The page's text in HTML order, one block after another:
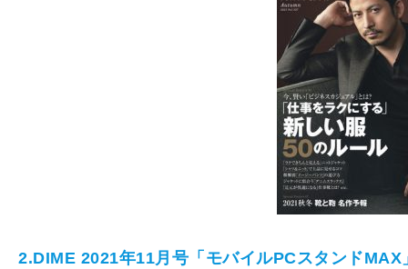
2.DIME 2021年11月号「モバイルPCスタンドMAX